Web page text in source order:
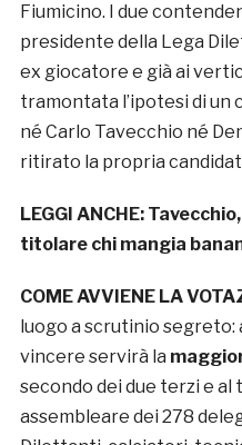
Fiumicino. I due
presidente della Lega
ex giocatore e già ai
tramontata l’ipotesi di un
né Carlo Tavecchio né
ritirato la propria
LEGGI ANCHE:
titolare chi mangia
COME AVVIENE LA
luogo a scrutinio
vincere servirà la
secondo dei due terzi e al
assembleare dei 278